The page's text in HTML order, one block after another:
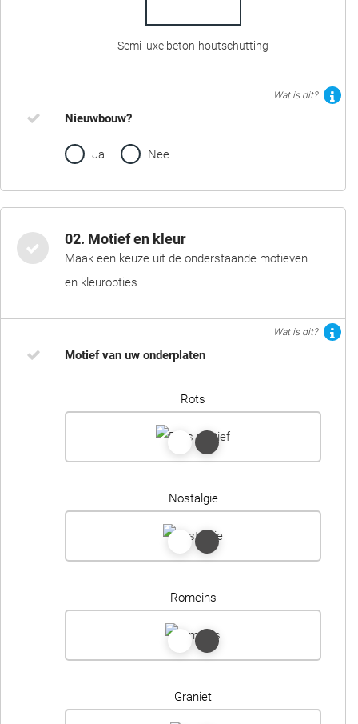
Semi luxe beton-houtschutting
Wat is dit?
Nieuwbouw?
Ja Nee
02. Motief en kleur
Maak een keuze uit de onderstaande motieven
en kleuropties
Wat is dit?
Motief van uw onderplaten
Rots
Nostalgie
Romeins
Graniet